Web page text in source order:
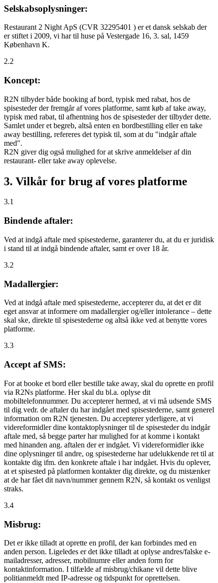
Selskabsoplysninger:
Restaurant 2 Night ApS (CVR 32295401 ) er et dansk selskab der
er stiftet i 2009, vi har til huse på Vestergade 16, 3. sal, 1459
København K.
2.2
Koncept:
R2N tilbyder både booking af bord, typisk med rabat, hos de
spisesteder der fremgår af vores platforme, samt køb af take away,
typisk med rabat, til afhentning hos de spisesteder der tilbyder dette.
Samlet under et begreb, altså enten en bordbestilling eller en take
away bestilling, refereres det typisk til, som at du "indgår aftale
med".
R2N giver dig også mulighed for at skrive anmeldelser af din
restaurant- eller take away oplevelse.
3. Vilkår for brug af vores platforme
3.1
Bindende aftaler:
Ved at indgå aftale med spisestederne, garanterer du, at du er juridisk
i stand til at indgå bindende aftaler, samt er over 18 år.
3.2
Madallergier:
Ved at indgå aftale med spisestederne, accepterer du, at det er dit
eget ansvar at informere om madallergier og/eller intolerance – dette
skal ske, direkte til spisestederne og altså ikke ved at benytte vores
platforme.
3.3
Accept af SMS:
For at booke et bord eller bestille take away, skal du oprette en profil
via R2Ns platforme. Her skal du bl.a. oplyse dit
mobiltelefonnummer. Du accepterer hermed, at vi må udsende SMS
til dig vedr. de aftaler du har indgået med spisestederne, samt generel
information om R2N tjenesten. Du accepterer yderligere, at vi
videreformidler dine kontaktoplysninger til de spisesteder du indgår
aftale med, så begge parter har mulighed for at komme i kontakt
med hinanden ang. aftalen der er indgået. Vi videreformidler ikke
dine oplysninger til andre, og spisestederne har udelukkende ret til at
kontakte dig ifm. den konkrete aftale i har indgået. Hvis du oplever,
at et spisested på platformen kontakter dig direkte, og du mistænker
at de har fået dit navn/nummer gennem R2N, så kontakt os venligst
straks.
3.4
Misbrug:
Det er ikke tilladt at oprette en profil, der kan forbindes med en
anden person. Ligeledes er det ikke tilladt at oplyse andres/falske e-
mailadresser, adresser, mobilnumre eller anden form for
kontaktinformation. I tilfælde af misbrug/chikane vil dette blive
politianmeldt med IP-adresse og tidspunkt for oprettelsen.